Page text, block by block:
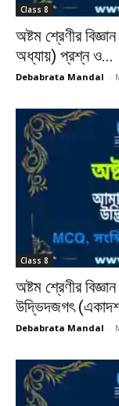
Class 8
অষ্টম শ্রেণীর
অধ্যায়) প্রশ্ন ও...
Debabrata Mandal -
Class 8
অষ্টম শ্রেণীর
উদ্ভিদজগৎ
Debabrata Mandal -